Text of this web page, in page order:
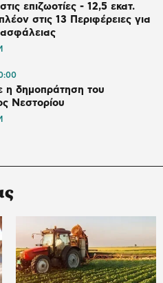
επιζωοτίες - 12,5 εκατ.
στις 13 Περιφέρειες για
η δημοπράτηση του
Νεστορίου